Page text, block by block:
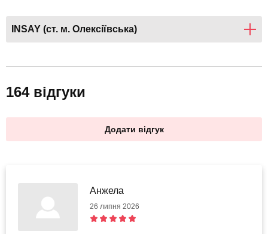
INSAY (ст. м. Олексіївська)
164 відгуки
Додати відгук
Анжела
26 липня 2026